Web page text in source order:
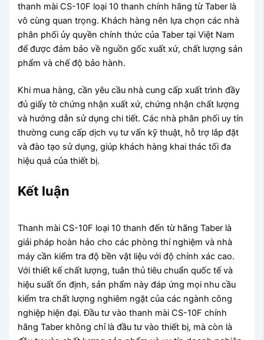
thanh mài CS-10F loại 10 thanh chính hãng từ Taber là
vô cùng quan trọng. Khách hàng nên lựa chọn các nhà
phân phối ủy quyền chính thức của Taber tại Việt Nam
để được đảm bảo về nguồn gốc xuất xứ, chất lượng sản
phẩm và chế độ bảo hành.
Khi mua hàng, cần yêu cầu nhà cung cấp xuất trình đầy
đủ giấy tờ chứng nhận xuất xứ, chứng nhận chất lượng
và hướng dẫn sử dụng chi tiết. Các nhà phân phối uy tín
thường cung cấp dịch vụ tư vấn kỹ thuật, hỗ trợ lắp đặt
và đào tạo sử dụng, giúp khách hàng khai thác tối đa
hiệu quả của thiết bị.
Kết luận
Thanh mài CS-10F loại 10 thanh đến từ hãng Taber là
giải pháp hoàn hảo cho các phòng thí nghiệm và nhà
máy cần kiểm tra độ bền vật liệu với độ chính xác cao.
Với thiết kế chất lượng, tuân thủ tiêu chuẩn quốc tế và
hiệu suất ổn định, sản phẩm này đáp ứng mọi nhu cầu
kiểm tra chất lượng nghiêm ngặt của các ngành công
nghiệp hiện đại. Đầu tư vào thanh mài CS-10F chính
hãng Taber không chỉ là đầu tư vào thiết bị, mà còn là